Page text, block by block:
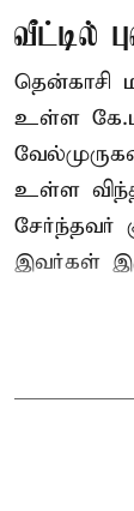
வீட்டில்
தென்காசி
உள்ள
உள்ள
சேர்ந்தவர்
இவர்கள்